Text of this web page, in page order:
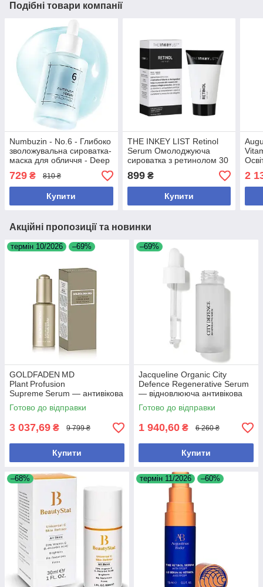
Подібні товари компанії
Numbuzin - No.6 - Глибоко
зволожувальна сироватка-
маска для обличчя - Deep
Sleep Mask Serum - 50ml
729 ₴ 810 ₴
Купити
THE INKEY LIST Retinol
Serum Омолоджуюча
сироватка з ретинолом 30
мл
899₴
Купити
5 мл
2
Акційні пропозиції та новинки
термін 10/2026 –69%
GOLDFADEN MD
Plant Profusion
Supreme Serum — антивікова
сироватка зі стовбуровими
клітинами рослин, 30 мл
Готово до відправки
3 037,69 ₴ 9 799 ₴
Купити
–69%
Jacqueline Organic City
Defence Regenerative Serum
— відновлююча антивікова
сироватка, 30 мл
Готово до відправки
1 940,60 ₴ 6 260 ₴
Купити
–68% термін 11/2026 –60%